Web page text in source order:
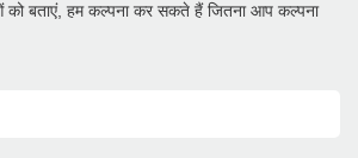
बताएं, हम कल्पना कर सकते हैं जितना आप कल्पना